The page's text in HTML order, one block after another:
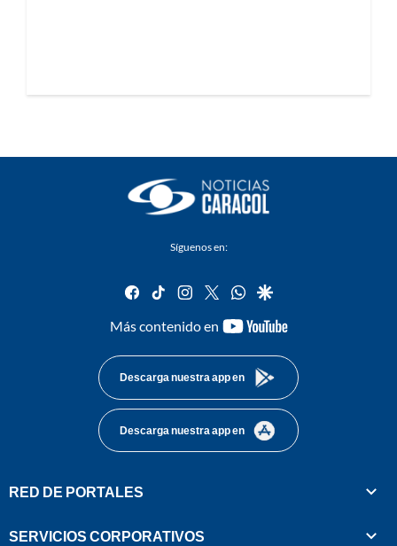
Síguenos en:
facebook
tiktok instagram
twitterwhatsapp
google
Más contenido en
youtube-
Descarga nuestra app en
Descarga nuestra app en
RED DE PORTALES
SERVICIOS CORPORATIVOS